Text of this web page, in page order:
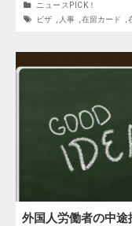
ニュースPICK！
ビザ
人事 在留カード
外国人労働者の中